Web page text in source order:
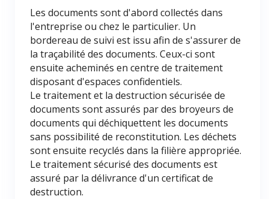
Les documents sont d'abord collectés dans
l'entreprise ou chez le particulier. Un
bordereau de suivi est issu afin de s'assurer de
la traçabilité des documents. Ceux-ci sont
ensuite acheminés en centre de traitement
disposant d'espaces confidentiels.
Le traitement et la destruction sécurisée de
documents sont assurés par des broyeurs de
documents qui déchiquettent les documents
sans possibilité de reconstitution. Les déchets
sont ensuite recyclés dans la filière appropriée.
Le traitement sécurisé des documents est
assuré par la délivrance d'un certificat de
destruction.